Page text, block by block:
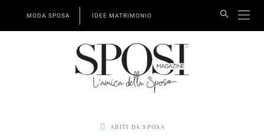
MODA SPOSA IDEE MATRIMONIO
ABITI DA SPOSA